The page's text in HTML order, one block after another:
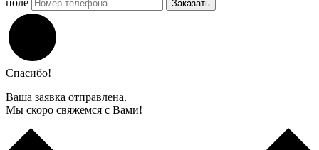
поле
Заказать
Спасибо!
Ваша заявка отправлена.
Мы скоро свяжемся с Вами!